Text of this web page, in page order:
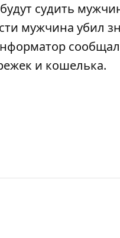
будут судить
мужчина убил
и кошелька.